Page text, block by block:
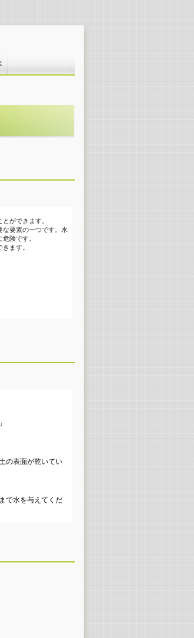
ができます。
な要素の一つです。水
険です。
ます。
の表面が乾いてい
で水を与えてくだ